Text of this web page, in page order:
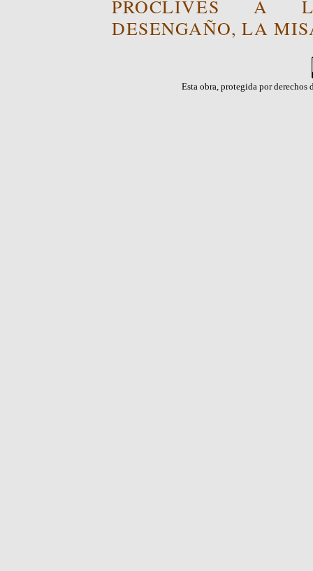
PROCLIVES A
DESENGAÑO, LA
Esta obra, protegida por derechos